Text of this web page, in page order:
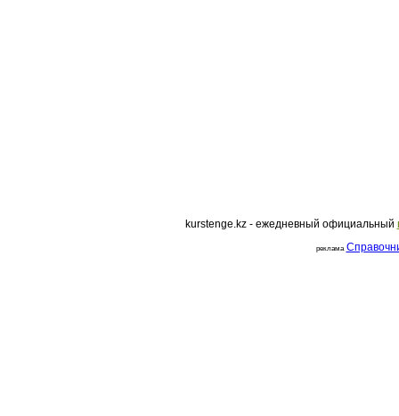
kurstenge.kz - ежедневный официальный
реклама